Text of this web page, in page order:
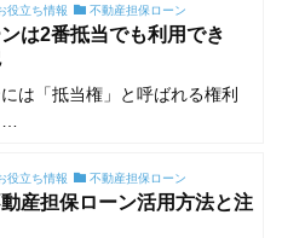
役立ち情報 不動産担保ローン
は2番抵当でも利用でき
は「抵当権」と呼ばれる権利
役立ち情報 不動産担保ローン
産担保ローン活用方法と注